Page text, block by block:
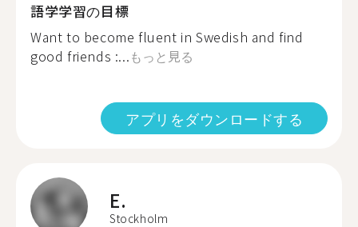
語学学習の目標
Want to become fluent in Swedish and find
good friends :...もっと見る
アプリをダウンロードする
E.
Stockholm